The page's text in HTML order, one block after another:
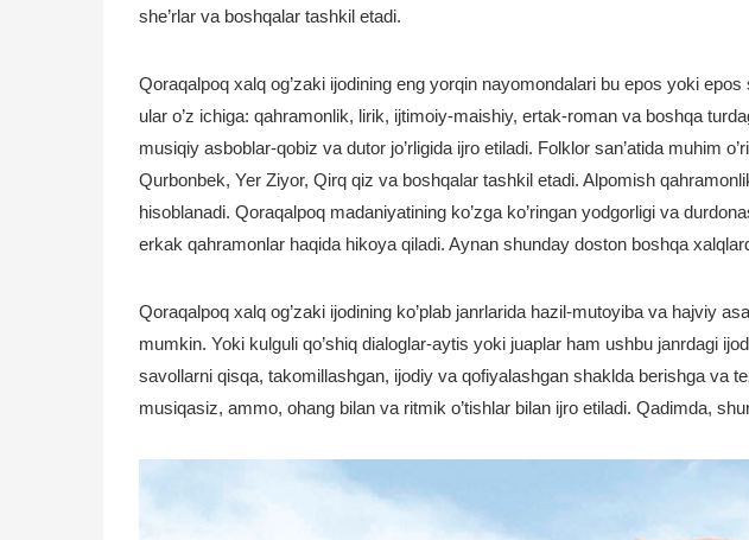
she’rlar va boshqalar tashkil etadi.
Qoraqalpoq xalq og’zaki ijodining eng yorqin nayomondalari bu epos yoki
ular o’z ichiga: qahramonlik, lirik, ijtimoiy-maishiy, ertak-roman va boshqa
musiqiy asboblar-qobiz va dutor jo’rligida ijro etiladi. Folklor san’atida muhim
Qurbonbek, Yer Ziyor, Qirq qiz va boshqalar tashkil etadi. Alpomish
hisoblanadi. Qoraqalpoq madaniyatining ko’zga ko’ringan yodgorligi va
erkak qahramonlar haqida hikoya qiladi. Aynan shunday doston boshqa
Qoraqalpoq xalq og’zaki ijodining ko’plab janrlarida hazil-mutoyiba va hajviy
mumkin. Yoki kulguli qo’shiq dialoglar-aytis yoki juaplar ham ushbu janrdagi
savollarni qisqa, takomillashgan, ijodiy va qofiyalashgan shaklda berishga va
musiqasiz, ammo, ohang bilan va ritmik o’tishlar bilan ijro etiladi. Qadimda,